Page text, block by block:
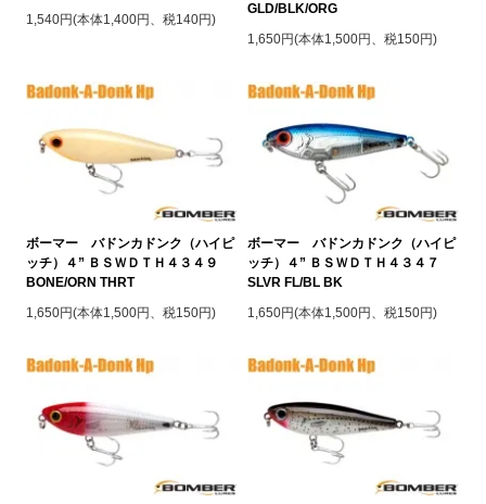
1,540円(本体1,400円、税140円)
GLD/BLK/ORG
1,650円(本体1,500円、税150円)
ボーマー バドンカドンク（ハイピ
ッチ）４” ＢＳＷＤＴＨ４３４９
BONE/ORN THRT
1,650円(本体1,500円、税150円)
ボーマー バドンカドンク（ハイピ
ッチ）４” ＢＳＷＤＴＨ４３４７
SLVR FL/BL BK
1,650円(本体1,500円、税150円)